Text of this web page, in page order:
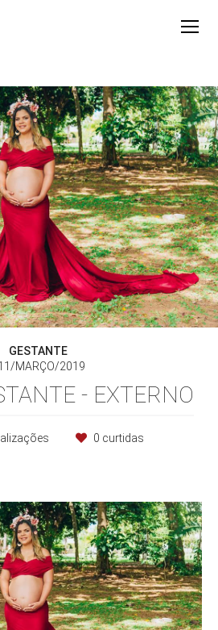
GESTANTE
MARÇO/2019
- EXTERNO
0 curtidas